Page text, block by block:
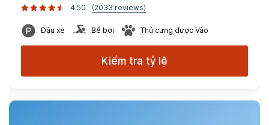
4.50
(2033 reviews)
Đậu xe Bể bơi Thú cưng được Vào
Kiểm tra tỷ lệ